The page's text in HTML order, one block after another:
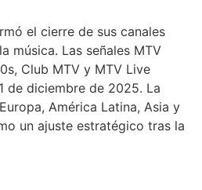
el cierre de sus canales
música. Las señales MTV
Club MTV y MTV Live
de diciembre de 2025. La
América Latina, Asia y
un ajuste estratégico tras la